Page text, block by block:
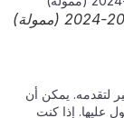
يمكن أن
إذا كنت